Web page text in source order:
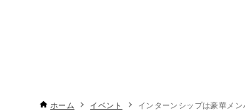
ホーム イベント インターンシップは豪華メ